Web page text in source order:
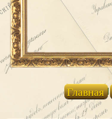
Главная